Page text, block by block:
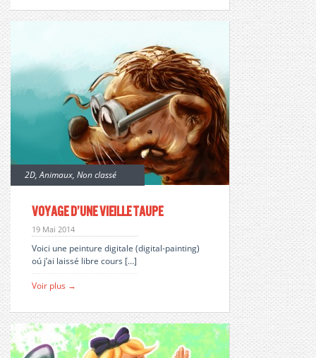
2D,Animaux, Non classé
Voyage d’une vieille taupe
19 Mai 2014
Voici une peinture digitale (digital-painting)
oú j’ai laissé libre cours […]
Voir plus →